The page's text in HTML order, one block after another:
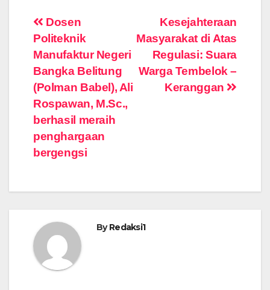
Navigasi
pos
Kesejahteraan
Masyarakat di Atas
Regulasi: Suara
Warga Tembelok –
Keranggan
Dosen
Politeknik
Manufaktur Negeri
Bangka Belitung
(Polman Babel), Ali
Rospawan, M.Sc.,
berhasil meraih
penghargaan
bergengsi
ByRedaksi1